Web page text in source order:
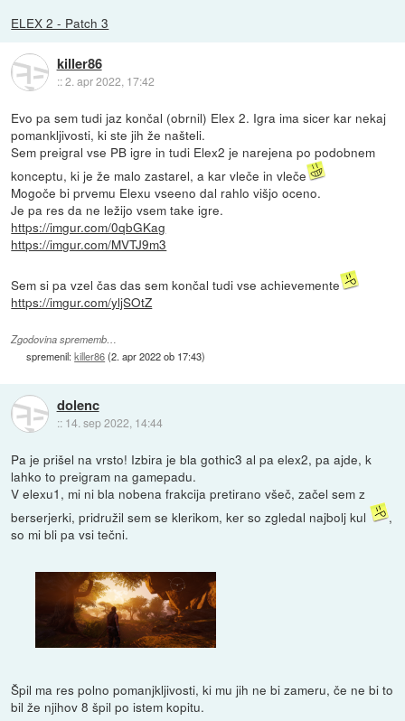
ELEX 2 - Patch 3
killer86
::2. apr 2022, 17:42
Evo pa sem tudi jaz končal (obrnil) Elex 2. Igra ima sicer kar nekaj
pomankljivosti, ki ste jih že našteli.
Sem preigral vse PB igre in tudi Elex2 je narejena po podobnem
konceptu, ki je že malo zastarel, a kar vleče in vleče
Mogoče bi prvemu Elexu vseeno dal rahlo višjo oceno.
Je pa res da ne ležijo vsem take igre.
https://imgur.com/0qbGKag
https://imgur.com/MVTJ9m3
Sem si pa vzel čas das sem končal tudi vse achievemente
https://imgur.com/yljSOtZ
Zgodovina sprememb…
spremenil:killer86(2. apr 2022 ob 17:43)
dolenc
:: 14. sep 2022, 14:44
Pa je prišel na vrsto! Izbira je bla gothic3 al pa elex2, pa ajde, k
lahko to preigram na gamepadu.
V elexu1, mi ni bla nobena frakcija pretirano všeč, začel sem z
berserjerki, pridružil sem se klerikom, ker so zgledal najbolj kul
,
so mi bli pa vsi tečni.
Špil ma res polno pomanjkljivosti, ki mu jih ne bi zameru, če ne bi to
bil že njihov 8 špil po istem kopitu.